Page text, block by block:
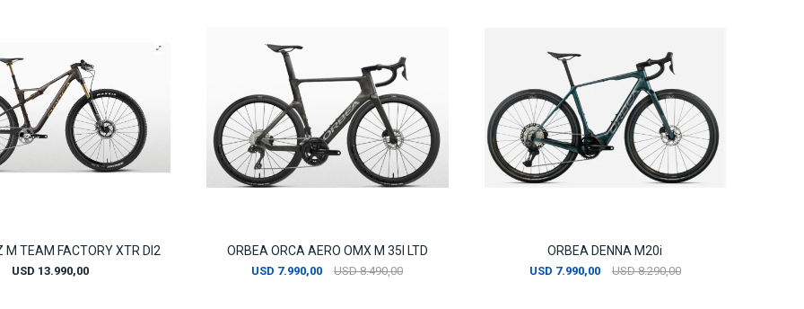
M TEAM FACTORY XTR DI2
USD 13.990,00
ORBEA ORCA AERO OMX M 35I LTD
USD 7.990,00 USD 8.490,00
ORBEA DENNA M20i
USD 7.990,00 USD 8.290,00